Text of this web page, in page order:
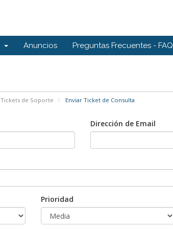
Anuncios Preguntas Frecuentes - FAQ
Tickets de Soporte Enviar Ticket de Consulta
Dirección de Email
Prioridad